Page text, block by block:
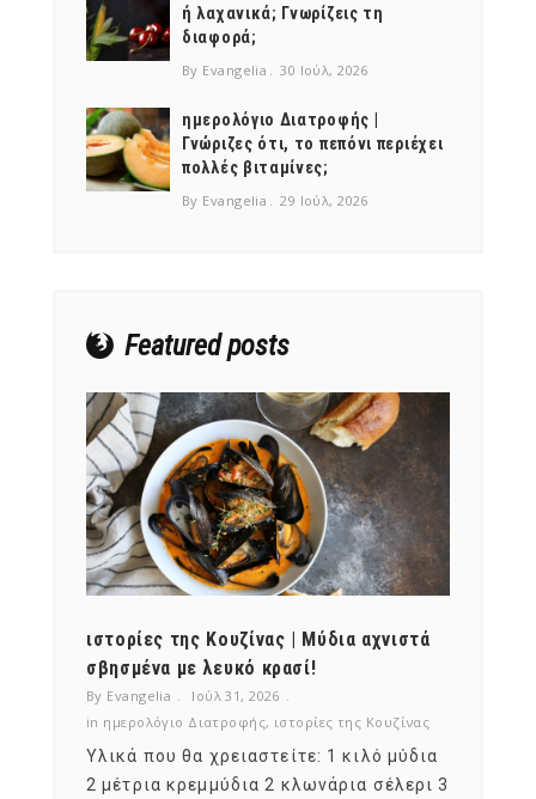
ή λαχανικά; Γνωρίζεις τη
διαφορά;
By Evangelia 30 Ιούλ, 2026
ημερολόγιο Διατροφής |
Γνώριζες ότι, το πεπόνι περιέχει
πολλές βιταμίνες;
By Evangelia 29 Ιούλ, 2026
Featured posts
ιστορίες της Κουζίνας | Μύδια αχνιστά
σβησμένα με λευκό κρασί!
By Evangelia
Ιούλ 31, 2026
in ημερολόγιο Διατροφής, ιστορίες της Κουζίνας
Υλικά που θα χρειαστείτε: 1 κιλό μύδια
2 μέτρια κρεμμύδια 2 κλωνάρια σέλερι 3
NEWSLETTER
mel
y updates
fro
m